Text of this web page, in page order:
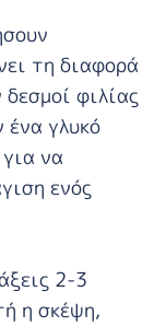
τη διαφορά
φιλίας
ένα γλυκό
να
ενός
2-3
η σκέψη,